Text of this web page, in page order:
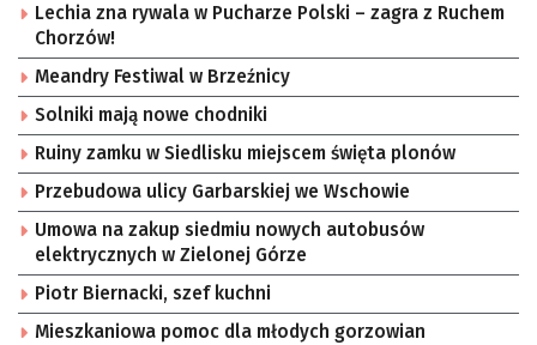
Lechia zna rywala w Pucharze Polski – zagra z Ruchem
Chorzów!
Meandry Festiwal w Brzeźnicy
Solniki mają nowe chodniki
Ruiny zamku w Siedlisku miejscem święta plonów
Przebudowa ulicy Garbarskiej we Wschowie
Umowa na zakup siedmiu nowych autobusów
elektrycznych w Zielonej Górze
Piotr Biernacki, szef kuchni
Mieszkaniowa pomoc dla młodych gorzowian